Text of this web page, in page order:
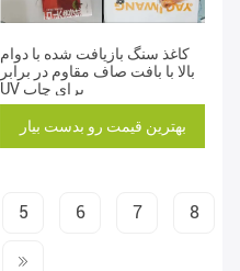
کاغذ سنگ بازیافت شده با دوام
بالا با بافت صاف مقاوم در برابر
UV برای چاپ
بهترین قیمت رو بدست بیار
5 6 7 8